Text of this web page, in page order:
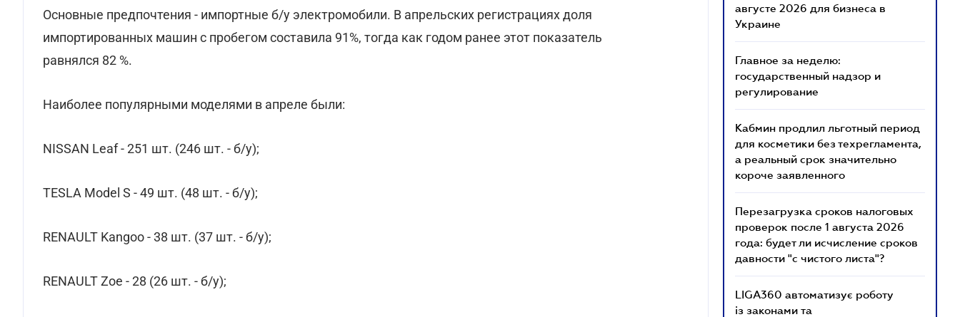
Основные предпочтения - импортные б/у электромобили. В апрельских регистрациях доля
импортированных машин с пробегом составила 91%, тогда как годом ранее этот показатель
равнялся 82 %.
Наиболее популярными моделями в апреле были:
NISSAN Leaf - 251 шт. (246 шт. - б/у);
TESLA Model S - 49 шт. (48 шт. - б/у);
RENAULT Kangoo - 38 шт. (37 шт. - б/у);
RENAULT Zoe - 28 (26 шт. - б/у);
августе 2026 для бизнеса в
Украине
Главное за неделю:
государственный надзор и
регулирование
Кабмин продлил льготный период
для косметики без техрегламента,
а реальный срок значительно
короче заявленного
Перезагрузка сроков налоговых
проверок после 1 августа 2026
года: будет ли исчисление сроков
давности "с чистого листа"?
LIGA360 автоматизує роботу
із законами та